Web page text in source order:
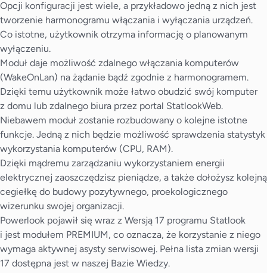
Opcji konfiguracji jest wiele, a przykładowo jedną z nich jest
tworzenie harmonogramu włączania i wyłączania urządzeń.
Co istotne, użytkownik otrzyma informację o planowanym
wyłączeniu.
Moduł daje możliwość zdalnego włączania komputerów
(WakeOnLan) na żądanie bądź zgodnie z harmonogramem.
Dzięki temu użytkownik może łatwo obudzić swój komputer
z domu lub zdalnego biura przez portal StatlookWeb.
Niebawem moduł zostanie rozbudowany o kolejne istotne
funkcje. Jedną z nich będzie możliwość sprawdzenia statystyk
wykorzystania komputerów (CPU, RAM).
Dzięki mądremu zarządzaniu wykorzystaniem energii
elektrycznej zaoszczędzisz pieniądze, a także dołożysz kolejną
cegiełkę do budowy pozytywnego, proekologicznego
wizerunku swojej organizacji.
Powerlook pojawił się wraz z Wersją 17 programu Statlook
i jest modułem PREMIUM, co oznacza, że korzystanie z niego
wymaga aktywnej asysty serwisowej. Pełna lista zmian wersji
17 dostępna jest w naszej Bazie Wiedzy.